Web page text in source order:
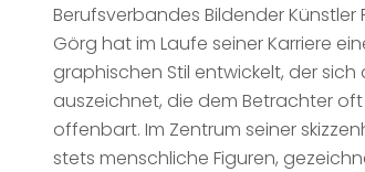
Berufsverbandes Bildender Künstler
Görg hat im Laufe seiner Karriere
graphischen Stil entwickelt, der
auszeichnet, die dem Betrachter
offenbart. Im Zentrum seiner
stets menschliche Figuren,